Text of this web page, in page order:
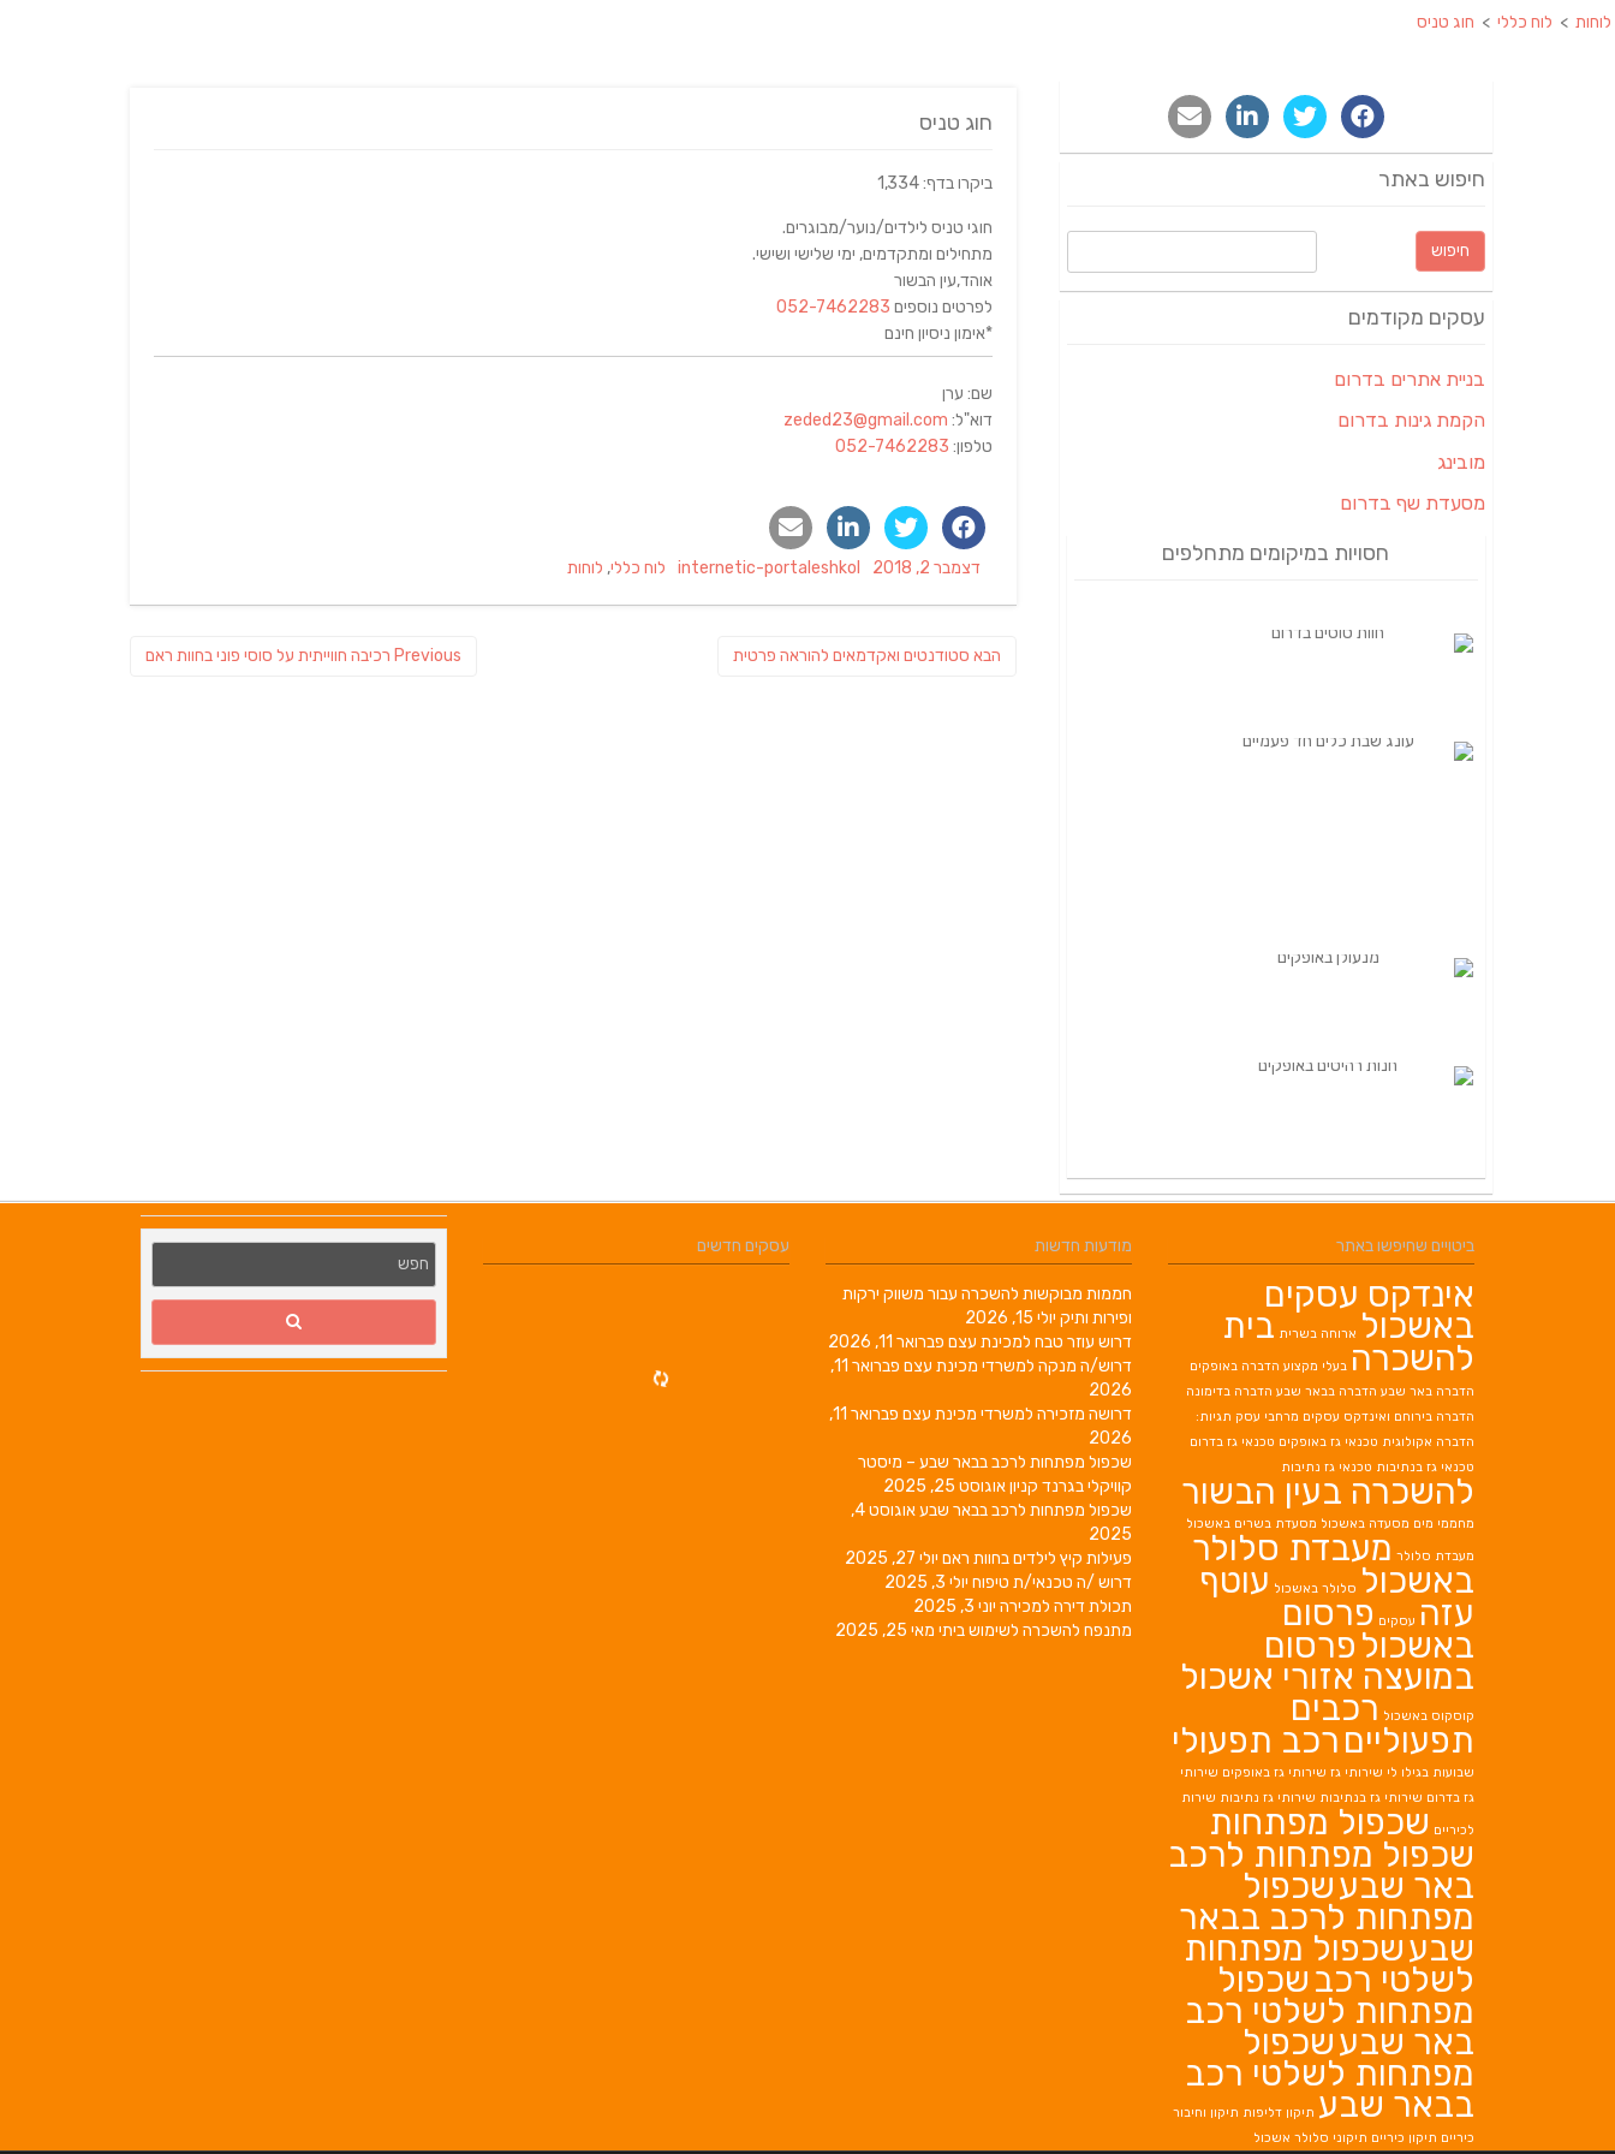
לוחות > לוח כללי > חוג טניס
חוג טניס
ביקרו בדף: 1,334
חוגי טניס לילדים/נוער/מבוגרים.
מתחילים ומתקדמים, ימי שלישי ושישי.
אוהד,עין הבשור
לפרטים נוספים 052-7462283
*אימון ניסיון חינם
שם: ערן
דוא"ל: zeded23@gmail.com
טלפון: 052-7462283
Posted
דצמבר 2, 2018 Author
internetic-portaleshkol
Categories
לוח כללי, לוחות
Previous
Previous
רכיבה חווייתית על סוסי פוני בחוות ראם הבא פוסט
סטודנטים ואקדמאים להוראה פרטית
חיפוש באתר
חיפוש:
עסקים מקודמים
בניית אתרים בדרום
הקמת גינות בדרום
מובינג
מסעדת שף בדרום
חסויות במיקומים מתחלפים
עסקים חדשים מודעות חדשות
חממות מבוקשות להשכרה עבור משווק ירקות
ופירות ותיק יולי 15, 2026
דרוש עוזר טבח למכינת עצם פברואר 11, 2026
דרוש/ה מנקה למשרדי מכינת עצם
פברואר 11,
2026
דרושה מזכירה למשרדי מכינת עצם
פברואר 11,
2026
שכפול מפתחות לרכב בבאר שבע – מיסטר
קוויקלי בגרנד קניוןאוגוסט 25, 2025
שכפול מפתחות לרכב בבאר שבע
אוגוסט 4,
2025
פעילות קיץ לילדים בחוות ראם יולי 27, 2025
דרוש /ה טכנאי/ת טיפוח יולי 3, 2025
תכולת דירה למכירה יוני 3, 2025
מתנפח להשכרה לשימוש ביתי מאי 25, 2025
ביטויים שחיפשו באתר
אינדקס עסקים
באשכול ארוחה בשרית בית
להשכרה בעלי מקצוע הדברה באופקים
הדברה באר שבע הדברה בבאר שבע הדברה בדימונה
הדברה בירוחם ואינדקס עסקים מרחבי עסק תגיות:
הדברה אקולוגית טכנאי גז באופקים טכנאי גז בדרום
טכנאי גז בנתיבות טכנאי גז נתיבות
להשכרה בעין הבשור
מחממי מים מסעדה באשכול מסעדת בשרים באשכול
מעבדת סלולר מעבדת סלולר
באשכול סלולר באשכול עוטף
עזה עסקים פרסום
באשכול פרסום
במועצה אזורי אשכול
קוסקוס באשכול רכבים
תפעוליים רכב תפעולי
שבועות בגילו לי שירותי גז שירותי גז באופקים שירותי
גז בדרום שירותי גז בנתיבות שירותי גז נתיבות שירות
לכיריים שכפול מפתחות
שכפול מפתחות לרכב
באר שבעשכפול
מפתחות לרכב בבאר
שבעשכפול מפתחות
לשלטי רכב שכפול
מפתחות לשלטי רכב
באר שבעשכפול
מפתחות לשלטי רכב
בבאר שבע תיקון דליפות תיקון וחיבור
כיריים תיקון כיריים תיקוני סלולר אשכול